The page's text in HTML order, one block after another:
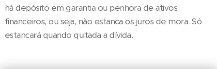
há depósito em garantia ou penhora de ativos
financeiros, ou seja, não estanca os juros de mora. Só
estancará quando quitada a dívida.